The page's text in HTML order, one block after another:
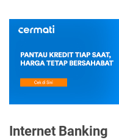
Internet Banking